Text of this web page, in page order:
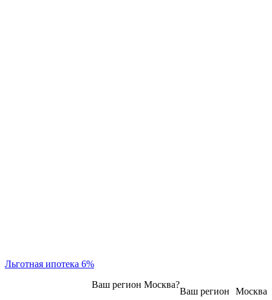
Льготная ипотека 6%
Москва
Ваш регион
Ваш регион Москва?